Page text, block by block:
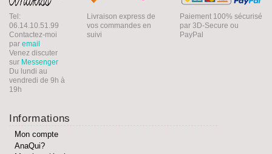
Tel:
06.14.10.51.99
Contactez-moi
par email
Venez discuter
sur Messenger
Du lundi au
vendredi de 9h à
19h
Livraison express de
vos commandes en
suivi
Paiement 100% sécurisé
par 3D-Secure ou
PayPal
Informations
Mon compte
AnaQui?